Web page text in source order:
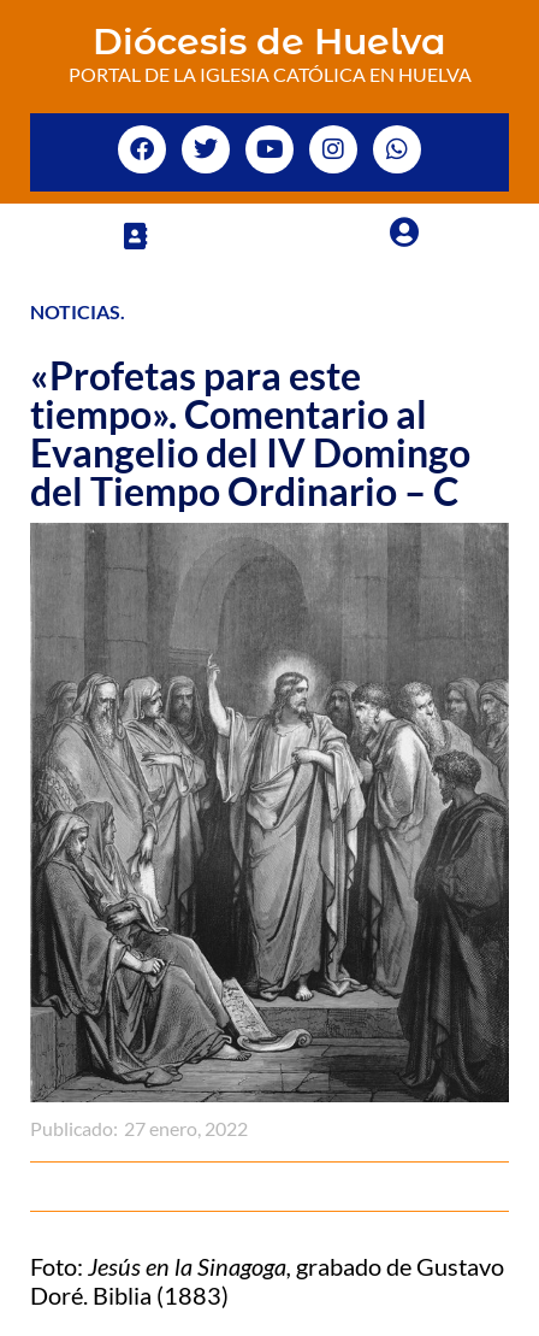
Diócesis de Huelva
PORTAL DE LA IGLESIA CATÓLICA EN HUELVA
NOTICIAS.
«Profetas para este
tiempo». Comentario al
Evangelio del IV Domingo
del Tiempo Ordinario – C
Publicado: 27 enero, 2022
Foto: Jesús en la Sinagoga, grabado de Gustavo
Doré. Biblia (1883)